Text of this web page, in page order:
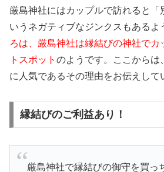
厳島神社にはカップルで訪れると「
いうネガティブなジンクスもあるよ
ろは、厳島神社は縁結びの神社でカ
トスポット のようです。ここからは
に人気であるその理由をお伝えして
縁結びのご利益あり！
厳島神社で縁結びの御守を買っ